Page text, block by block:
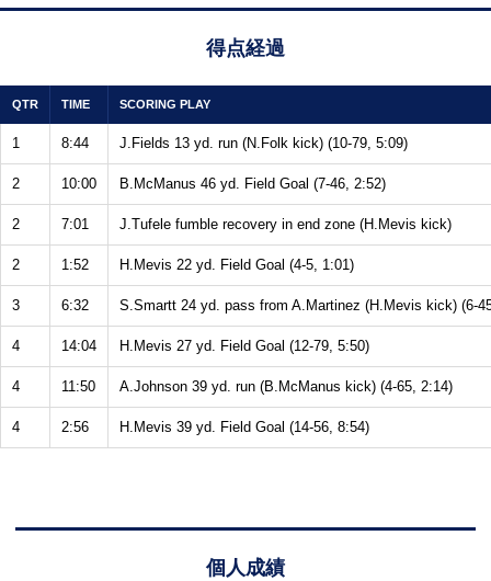
得点経過
QTR TIME SCORING PLAY
1 8:44 J.Fields 13 yd. run (N.Folk kick) (10-79, 5:09)
2 10:00 B.McManus 46 yd. Field Goal (7-46, 2:52)
2 7:01 J.Tufele fumble recovery in end zone (H.Mevis kick)
2 1:52 H.Mevis 22 yd. Field Goal (4-5, 1:01)
3 6:32 S.Smartt 24 yd. pass from A.Martinez (H.Mevis kick) (6-
4 14:04 H.Mevis 27 yd. Field Goal (12-79, 5:50)
4 11:50 A.Johnson 39 yd. run (B.McManus kick) (4-65, 2:14)
4 2:56 H.Mevis 39 yd. Field Goal (14-56, 8:54)
個人成績